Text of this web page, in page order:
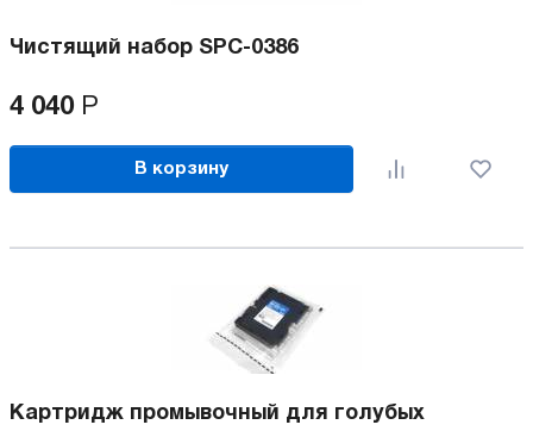
Чистящий набор SPC-0386
4 040 Р
В корзину
Картридж промывочный для голубых